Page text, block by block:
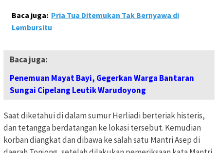
Baca juga: Pria Tua Ditemukan Tak Bernyawa di
Lembursitu
Baca juga:
Penemuan Mayat Bayi, Gegerkan Warga Bantaran
Sungai Cipelang Leutik Warudoyong
Saat diketahui di dalam sumur Herliadi berteriak histeris,
dan tetangga berdatangan ke lokasi tersebut. Kemudian
korban diangkat dan dibawa ke salah satu Mantri Asep di